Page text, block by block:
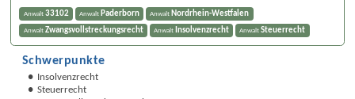
Anwalt 33102 Anwalt Paderborn Anwalt Nordrhein-Westfalen
Anwalt Zwangsvollstreckungsrecht Anwalt Insolvenzrecht AnwaltSteuerrecht
Schwerpunkte
Insolvenzrecht
Steuerrecht